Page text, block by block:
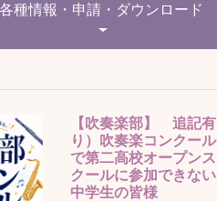
各種情報・申請・ダウンロード
【吹奏楽部】 追記有
り）吹奏楽コンクール
で第二高校オープンス
クールに参加できない
中学生の皆様